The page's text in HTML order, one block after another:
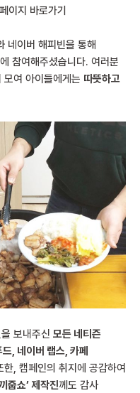
이지 바로가기
네이버 해피빈을 통해
참여해주셨습니다. 여러분
여 아이들에게는 따뜻하고
보내주신 모든 네티즌
드, 네이버 랩스, 카페
, 캠페인의 취지에 공감하여
줍쇼’ 제작진께도 감사